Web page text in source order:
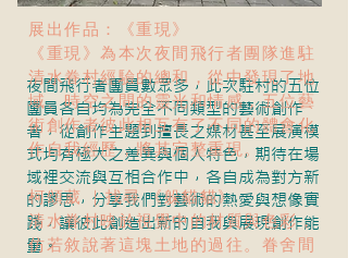
夜間飛行者團員數眾多，此次駐村的五位
團員各自均為完全不同類型的藝術創作
者，從創作主題到擅長之媒材甚至展演模
式均有極大之差異與個人特色，期待在場
域裡交流與互相合作中，各自成為對方新
的謬思，分享我們對藝術的熱愛與想像實
踐，讓彼此創造出新的自我與展現創作能
量。
展出作品：《重現》
《重現》為本次夜間飛行者團隊進駐
清水眷村經驗的總和，從中發現了地
域、時空之間的靈光和情感，五位藝
術創作者彼此相互有了不同的體會化
作自我經歷，將其完整重現。
柯頌葳 ｜找尋 《躲貓貓》
清水眷村映於視覺中的材質與色彩，
仿若敘說著這塊土地的過往。眷舍間